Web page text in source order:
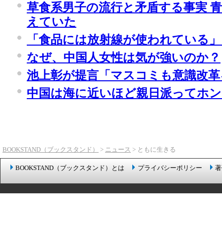
草食系男子の流行と矛盾する事実
えていた
「食品には放射線が使われている
なぜ、中国人女性は気が強いのか？
池上彰が提言「マスコミも意識改
中国は海に近いほど親日派ってホ
BOOKSTAND（ブックスタンド） > ニュース > ともに生きる
BOOKSTAND（ブックスタンド）とは プライバシーポリシー